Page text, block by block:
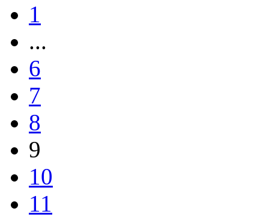
1
...
6
7
8
9
10
11